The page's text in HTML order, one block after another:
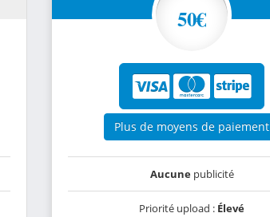
50€
Plus de moyens de paiement
Aucunepublicité
Priorité upload : Élevé